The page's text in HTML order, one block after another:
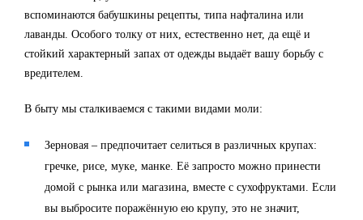
вспоминаются бабушкины рецепты, типа нафталина или
лаванды. Особого толку от них, естественно нет, да ещё и
стойкий характерный запах от одежды выдаёт вашу борьбу с
вредителем.
В быту мы сталкиваемся с такими видами моли:
Зерновая – предпочитает селиться в различных крупах:
гречке, рисе, муке, манке. Её запросто можно принести
домой с рынка или магазина, вместе с сухофруктами. Если
вы выбросите поражённую ею крупу, это не значит,